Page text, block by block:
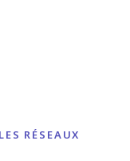
RÉSEAUX